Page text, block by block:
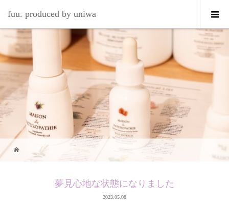
fuu. produced by uniwa
夢見心地な状態になりました
2023.05.08